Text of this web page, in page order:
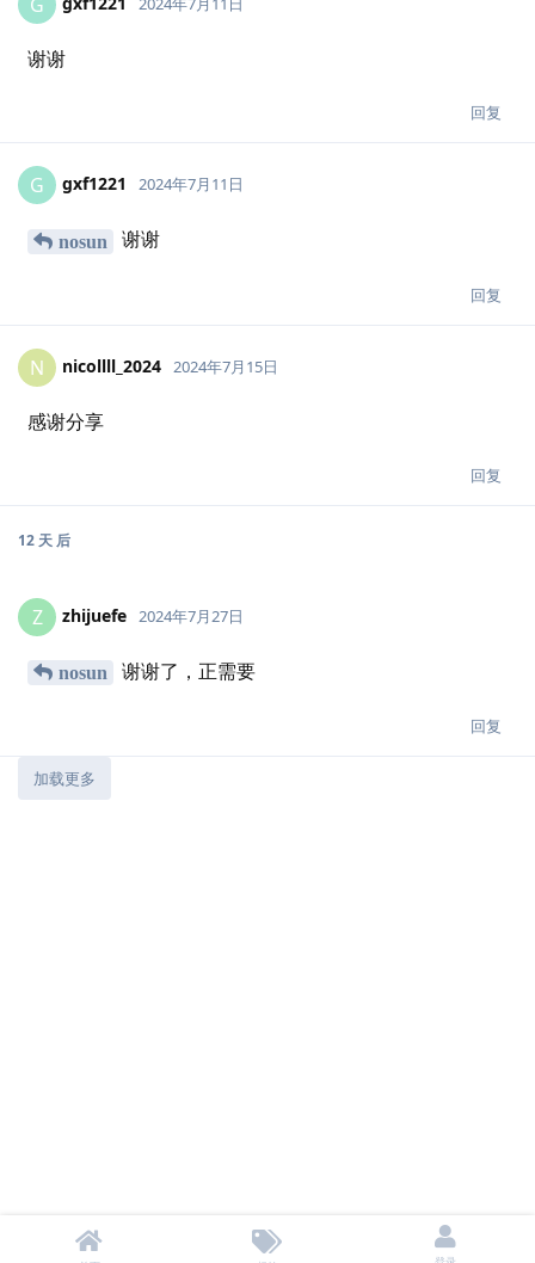
G
谢谢
回复
G gxf1221 2024年7月11日
nosun 谢谢
回复
N nicollll_2024 2024年7月15日
感谢分享
回复
12 天 后
Z zhijuefe 2024年7月27日
nosun 谢谢了，正需要
回复
加载更多